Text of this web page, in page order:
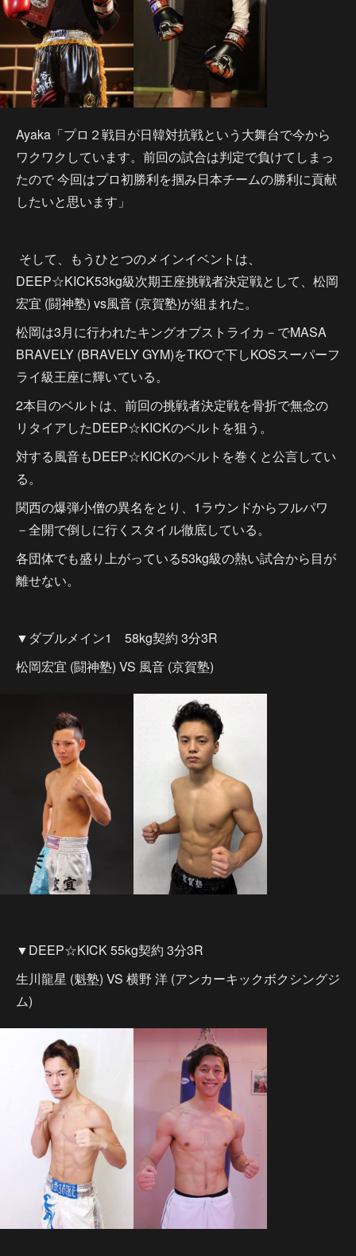
Ayaka「プロ２戦目が日韓対抗戦という大舞台で今から
ワクワクしています。前回の試合は判定で負けてしまっ
たので 今回はプロ初勝利を掴み日本チームの勝利に貢献
したいと思います」
そして、もうひとつのメインイベントは、
DEEP☆KICK53kg級次期王座挑戦者決定戦として、松岡
宏宜 (闘神塾) vs風音 (京賀塾)が組まれた。
松岡は3月に行われたキングオブストライカ－でMASA
BRAVELY (BRAVELY GYM)をTKOで下しKOSスーパーフ
ライ級王座に輝いている。
2本目のベルトは、前回の挑戦者決定戦を骨折で無念の
リタイアしたDEEP☆KICKのベルトを狙う。
対する風音もDEEP☆KICKのベルトを巻くと公言してい
る。
関西の爆弾小僧の異名をとり、1ラウンドからフルパワ
－全開で倒しに行くスタイル徹底している。
各団体でも盛り上がっている53kg級の熱い試合から目が
離せない。
▼ダブルメイン1 58kg契約 3分3R
松岡宏宜 (闘神塾) VS 風音 (京賀塾)
▼DEEP☆KICK 55kg契約 3分3R
生川龍星 (魁塾) VS 横野 洋 (アンカーキックボクシングジ
ム)